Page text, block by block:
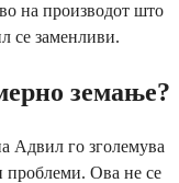
на производот што
се заменливи.
земање?
Адвил го зголемува
проблеми. Ова не се